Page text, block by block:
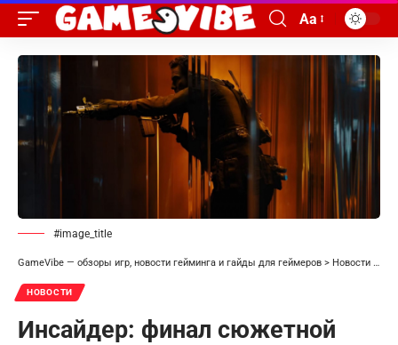
Aa
#image_title
GameVibe — обзоры игр, новости гейминга и гайды для геймеров > Новости
НОВОСТИ
Инсайдер: финал сюжетной